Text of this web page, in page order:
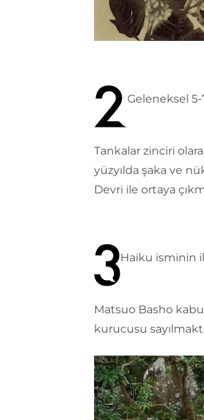
Geleneksel
Tankalar zinciri
yüzyılda şaka ve
Devri ile ortaya
Haiku isminin
Matsuo Basho
kurucusu